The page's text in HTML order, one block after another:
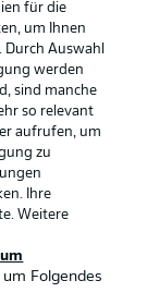
diesmal
Union blockt
ab. Beide
- kein
sich auf
für die
um Ihnen
Auswahl
werden
sind manche
so relevant
aufrufen, um
zu
Ihre
Weitere
Folgendes